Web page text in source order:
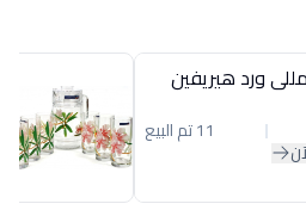
11 تم البيع